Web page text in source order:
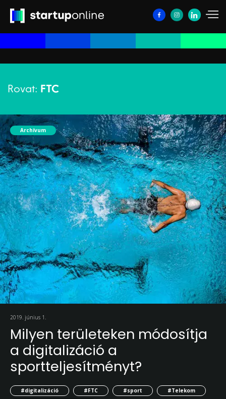
Rovat: FTC
Archívum
2019. június 1.
Milyen területeken módosítja
a digitalizáció a
sportteljesítményt?
#digitalizáció #FTC #sport
#Telekom